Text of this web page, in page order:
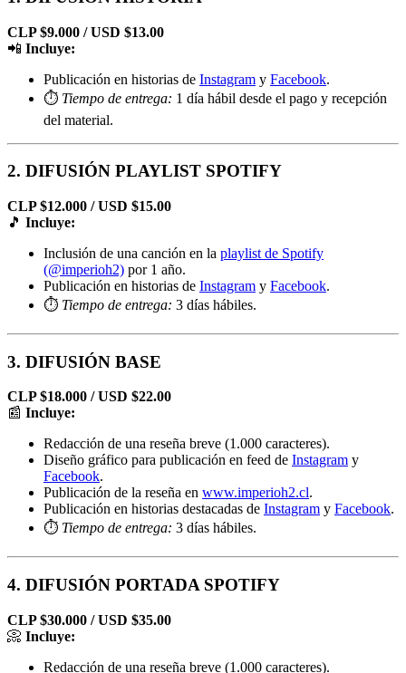
CLP $9.000 / USD $13.00
📲 Incluye:
Publicación en historias de Instagram y Facebook.
⏱️ Tiempo de entrega: 1 día hábil desde el pago y recepción
del material.
2. DIFUSIÓN PLAYLIST SPOTIFY
CLP $12.000 / USD $15.00
🎵 Incluye:
Inclusión de una canción en la playlist de Spotify
(@imperioh2) por 1 año.
Publicación en historias de Instagram y Facebook.
⏱️ Tiempo de entrega: 3 días hábiles.
3. DIFUSIÓN BASE
CLP $18.000 / USD $22.00
📰 Incluye:
Redacción de una reseña breve (1.000 caracteres).
Diseño gráfico para publicación en feed de Instagram y
Facebook.
Publicación de la reseña en www.imperioh2.cl.
Publicación en historias destacadas de Instagram y Facebook.
⏱️ Tiempo de entrega: 3 días hábiles.
4. DIFUSIÓN PORTADA SPOTIFY
CLP $30.000 / USD $35.00
📀 Incluye:
Redacción de una reseña breve (1.000 caracteres).